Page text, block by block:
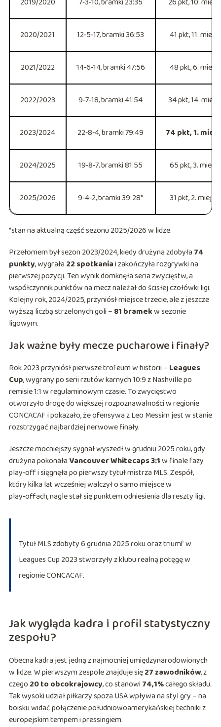
2020/2021 12‑5‑17, bramki 36:53 41 pkt, 11.
2021/2022 14‑6‑14, bramki 47:56 48 pkt, 6.
2022/2023 9‑7‑18, bramki 41:54 34 pkt, 14.
2023/2024 22‑8‑4, bramki 79:49 74 pkt, 1.
2024/2025 19‑8‑7, bramki 81:55 65 pkt, 3.
2025/2026 9‑4‑2, bramki 39:28* 31 pkt, 2.
*stan na aktualną część sezonu 2025/2026 w lidze.
Przełomem był sezon 2023/2024, kiedy drużyna zdobyła 74
punkty, wygrała 22 spotkaniai zakończyła rozgrywki na
pierwszej pozycji. Ten wynik domknęła seria zwycięstw, a
współczynnik punktów na mecz należał do ścisłej czołówki ligi.
Kolejny rok, 2024/2025, przyniósł miejsce trzecie, ale z jeszcze
wyższą liczbą strzelonych goli – 81 bramekw sezonie
ligowym.
Jak ważne były mecze pucharowe i finały?
Rok 2023 przyniósł pierwsze trofeum w historii – Leagues
Cup, wygrany po serii rzutów karnych 10:9 z Nashville po
remisie 1:1 w regulaminowym czasie. To zwycięstwo
otworzyło drogę do większej rozpoznawalności w regionie
CONCACAF i pokazało, że ofensywa z Leo Messim jest w stanie
rozstrzygać najbardziej nerwowe finały.
Jeszcze mocniejszy sygnał wyszedł w grudniu 2025 roku, gdy
drużyna pokonała Vancouver Whitecaps 3:1w finale fazy
play‑off i sięgnęła po pierwszy tytuł mistrza MLS. Zespół,
który kilka lat wcześniej walczył o samo miejsce w
play‑offach, nagle stał się punktem odniesienia dla reszty ligi.
Tytuł MLS zdobyty 6 grudnia 2025 roku oraz triumf w
Leagues Cup 2023 stworzyły z klubu realną potęgę w
regionie CONCACAF.
Jak wygląda kadra i profil statystyczny
zespołu?
Obecna kadra jest jedną z najmocniej umiędzynarodowionych
w lidze. W pierwszym zespole znajduje się27 zawodników, z
czego 20 to obcokrajowcy, co stanowi 74,1%całego składu.
Tak wysoki udział piłkarzy spoza USA wpływa na styl gry – na
boisku widać połączenie południowoamerykańskiej techniki z
europejskim tempem i pressingiem.